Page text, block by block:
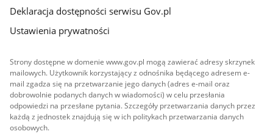
Deklaracja dostępności serwisu Gov.pl
Ustawienia prywatności
Strony dostępne w domenie www.gov.pl mogą zawierać adresy skrzynek
mailowych. Użytkownik korzystający z odnośnika będącego adresem e-
mail zgadza się na przetwarzanie jego danych (adres e-mail oraz
dobrowolnie podanych danych w wiadomości) w celu przesłania
odpowiedzi na przesłane pytania. Szczegóły przetwarzania danych przez
każdą z jednostek znajdują się w ich politykach przetwarzania danych
osobowych.